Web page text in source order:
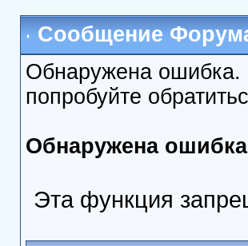
Сообщение
Обнаружена ошибка.
попробуйте
Обнаружена
Эта функция